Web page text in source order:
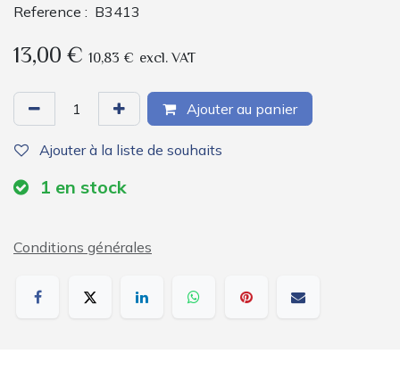
Reference : B3413
13,00€ 10,83 € excl. VAT
Ajouter au panier
Ajouter à la liste de souhaits
1 en stock
Conditions générales